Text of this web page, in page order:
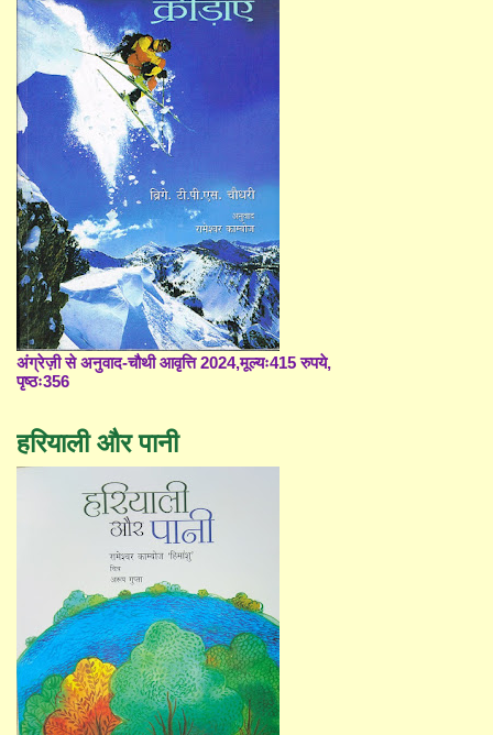
अंग्रेज़ी से अनुवाद-चौथी आवृत्ति 2024,मूल्यः415 रुपये,
पृष्ठः356
हरियाली और पानी